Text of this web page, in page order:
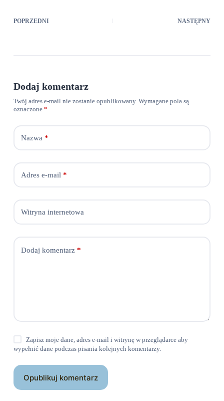
POPRZEDNI NASTĘPNY
Dodaj komentarz
Twój adres e-mail nie zostanie opublikowany. Wymagane pola są
oznaczone *
Nazwa *
Adres e-mail *
Witryna internetowa
Dodaj komentarz*
Zapisz moje dane, adres e-mail i witrynę w przeglądarce aby
wypełnić dane podczas pisania kolejnych komentarzy.
Opublikuj komentarz